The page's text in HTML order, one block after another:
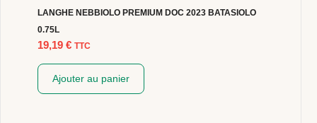
LANGHE NEBBIOLO PREMIUM DOC 2023 BATASIOLO
0.75L
19,19 € TTC
Ajouter au panier